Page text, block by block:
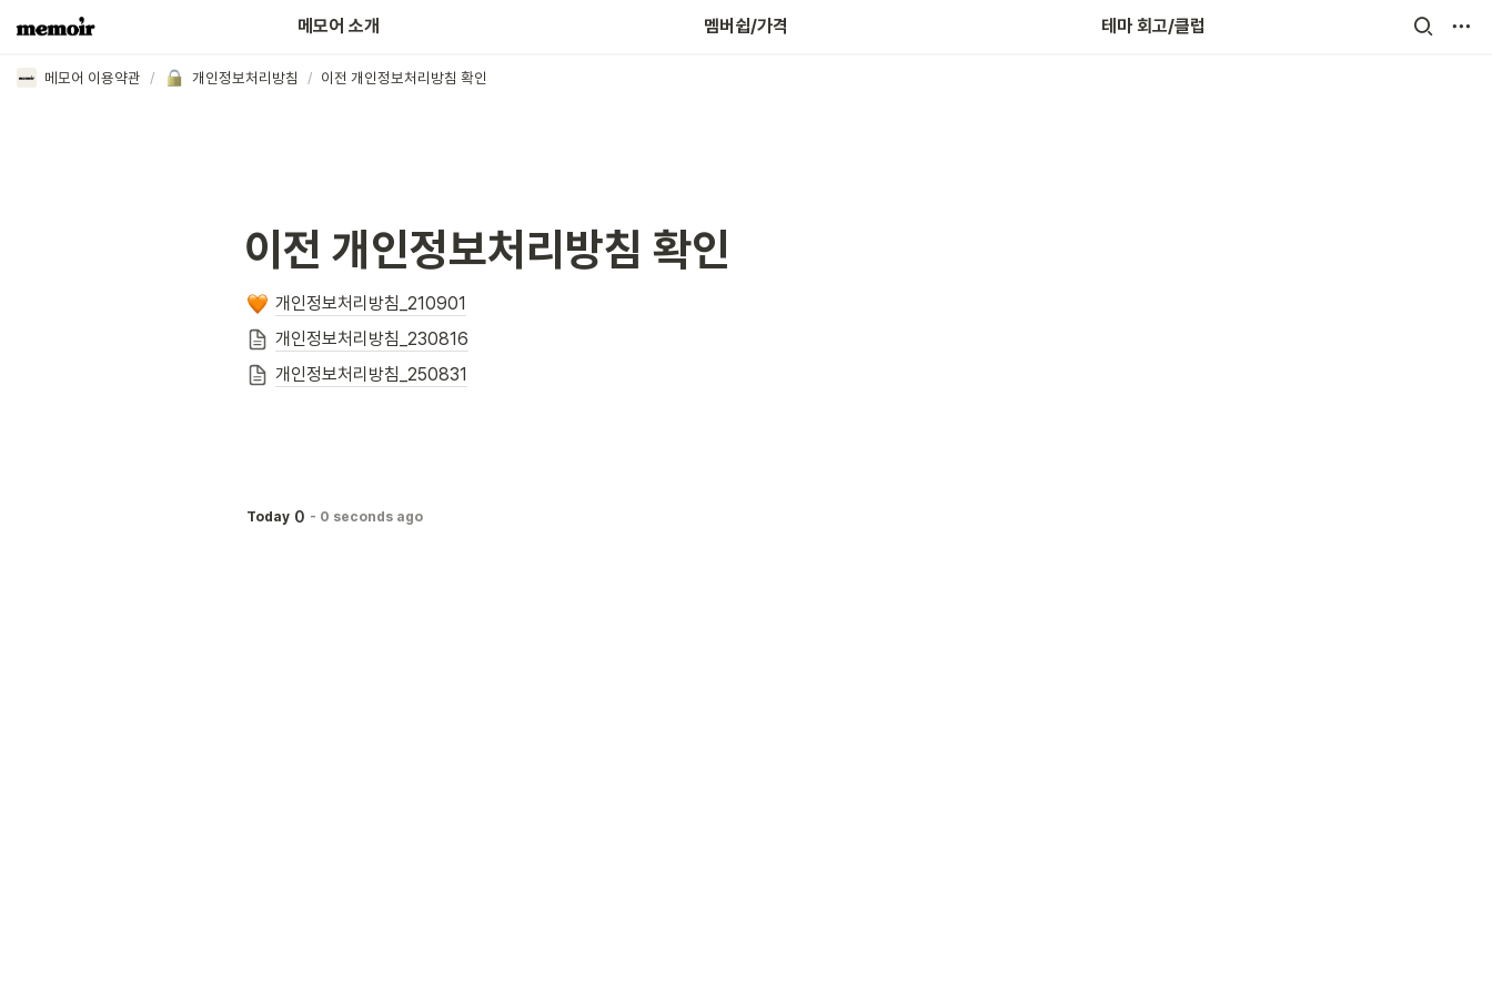
메모어 소개 멤버쉽/가격 테마 회고/클럽
메모어 이용약관 / 개인정보처리방침 / 이전 개인정보처리방침 확인
어떤 분들이 함께하고 있나요? 나의 보증금 확인하기 회고인(人)터뷰
이전 개인정보처리방침 확인
개인정보처리방침_210901
개인정보처리방침_230816
개인정보처리방침_250831
Today 0 - 0 seconds ago